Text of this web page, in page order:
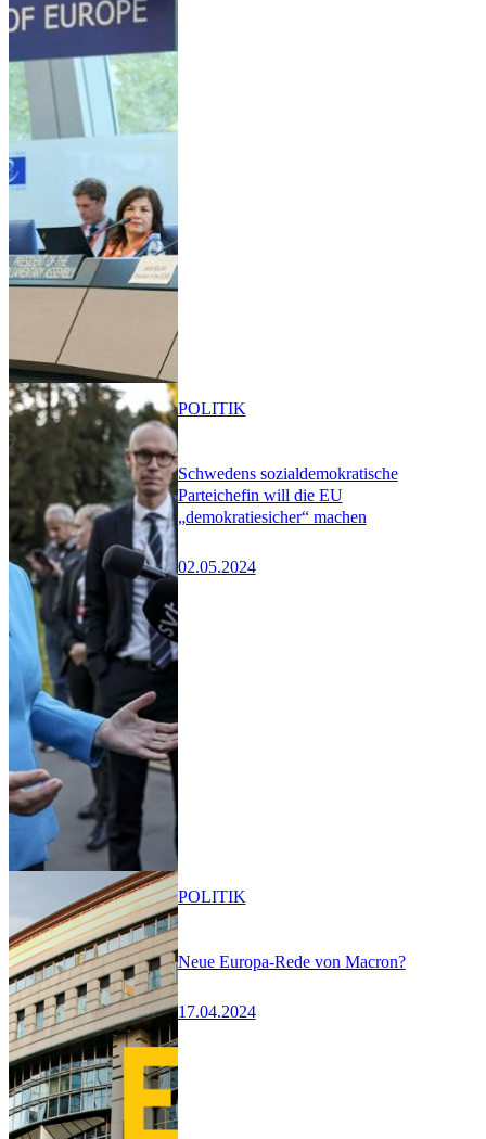
Schwedens sozialdemokratische
Parteichefin will die EU
„demokratiesicher“ machen
02.05.2024
POLITIK
Neue Europa-Rede von Macron?
17.04.2024
POLITIK